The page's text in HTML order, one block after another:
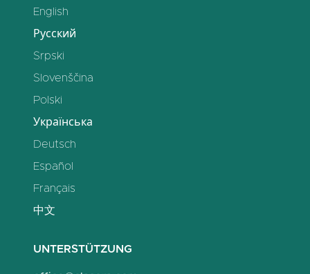
English
Русский
Srpski
Slovenščina
Polski
Українська
Deutsch
Español
Français
中文
UNTERSTÜTZUNG